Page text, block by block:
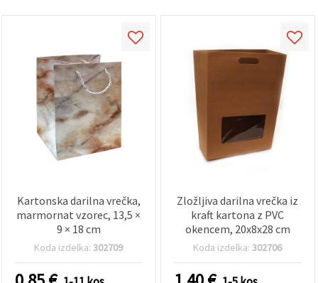
Kartonska darilna vrečka,
marmornat vzorec, 13,5 ×
9 × 18 cm
Koda izdelka:302709
Zložljiva darilna vrečka iz
kraft kartona z PVC
okencem, 20x8x28 cm
Koda izdelka:302706